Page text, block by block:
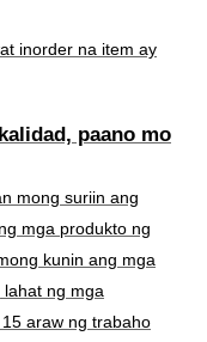
inorder na item ay
paano mo
mong suriin ang
mga produkto ng
kunin ang mga
ng mga
araw ng trabaho